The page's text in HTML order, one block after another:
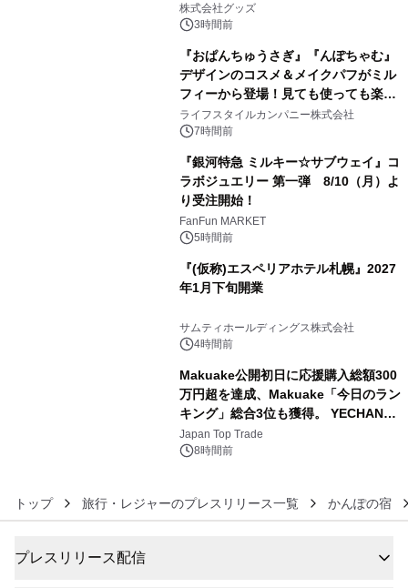
株式会社グッズ
3時間前
『おぱんちゅうさぎ』『んぽちゃむ』
デザインのコスメ＆メイクパフがミル
フィーから登場！見ても使っても楽し
い、ポップでキュートなコレクショ
ン。
ライフスタイルカンパニー株式会社
7時間前
『銀河特急 ミルキー☆サブウェイ』コ
ラボジュエリー 第一弾 8/10（月）よ
り受注開始！
FanFun MARKET
5時間前
『(仮称)エスペリアホテル札幌』2027
年1月下旬開業
サムティホールディングス株式会社
4時間前
Makuake公開初日に応援購入総額300
万円超を達成、Makuake「今日のラン
キング」総合3位も獲得。 YECHAN音
浴シンギングボウル第2弾の大型サイ
ズ（XL・2XL・3XL）を先行販売中
Japan Top Trade
8時間前
トップ 旅行・レジャーのプレスリリース一覧 かんぽの宿
プレスリリース配信